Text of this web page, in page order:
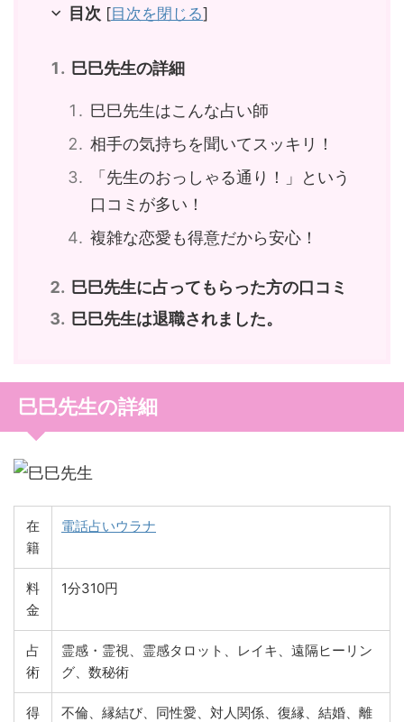
目次 [目次を閉じる]
巳巳先生の詳細
巳巳先生はこんな占い師
相手の気持ちを聞いてスッキリ！
「先生のおっしゃる通り！」という
口コミが多い！
複雑な恋愛も得意だから安心！
巳巳先生に占ってもらった方の口コミ
巳巳先生は退職されました。
巳巳先生の詳細
在
籍
電話占いウラナ
料
金
1分310円
占
術
霊感・霊視、霊感タロット、レイキ、遠隔ヒーリン
グ、数秘術
得
不倫、縁結び、同性愛、対人関係、復縁、結婚、離